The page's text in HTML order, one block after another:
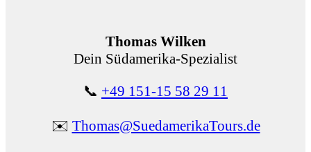
Thomas Wilken
Dein Südamerika-Spezialist
📞 +49 151-15 58 29 11
✉️ Thomas@SuedamerikaTours.de